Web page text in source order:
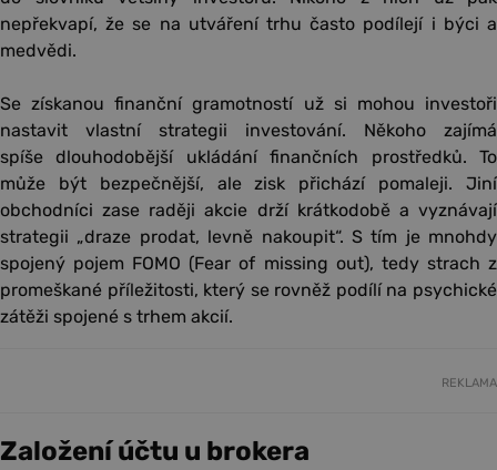
nepřekvapí, že se na utváření trhu často podílejí i býci a
medvědi.
Se získanou finanční gramotností už si mohou investoři
nastavit vlastní strategii investování. Někoho zajímá
spíše dlouhodobější ukládání finančních prostředků. To
může být bezpečnější, ale zisk přichází pomaleji. Jiní
obchodníci zase raději akcie drží krátkodobě a vyznávají
strategii „draze prodat, levně nakoupit“. S tím je mnohdy
spojený pojem FOMO (Fear of missing out), tedy strach z
promeškané příležitosti, který se rovněž podílí na psychické
zátěži spojené s trhem akcií.
REKLAMA
Založení účtu u brokera